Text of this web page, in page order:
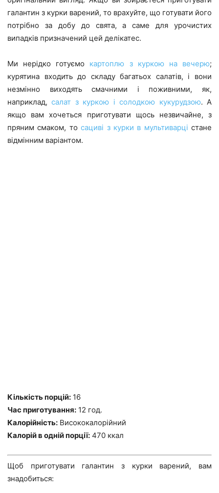
галантин з курки варений, то врахуйте, що готувати його
потрібно за добу до свята, а саме для урочистих
випадків призначений цей делікатес.
Ми нерідко готуємо картоплю з куркою на вечерю;
курятина входить до складу багатьох салатів, і вони
незмінно виходять смачними і поживними, як,
наприклад,салат з куркою і солодкою кукурудзою. А
якщо вам хочеться приготувати щось незвичайне, з
пряним смаком, тосациві з курки в мультиварці стане
відмінним варіантом.
Кількість порцій: 16
Час приготування: 12 год.
Калорійність: Висококалорійний
Калорій в одній порції: 470 ккал
Щоб приготувати галантин з курки варений, вам
знадобиться: